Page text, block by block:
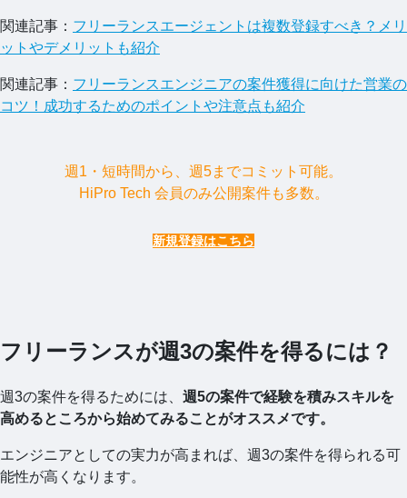
関連記事： フリーランスエージェントは複数登録すべき？メリ
ットやデメリットも紹介
関連記事： フリーランスエンジニアの案件獲得に向けた営業の
コツ！成功するためのポイントや注意点も紹介
週1・短時間から、週5までコミット可能。
HiPro Tech 会員のみ公開案件も多数。
新規登録はこちら
フリーランスが週3の案件を得るには？
週3の案件を得るためには、 週5の案件で経験を積みスキルを
高めるところから始めてみることがオススメです。
エンジニアとしての実力が高まれば、週3の案件を得られる可
能性が高くなります。